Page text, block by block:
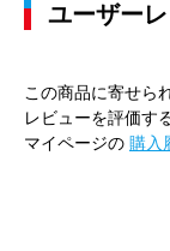
ユーザー
この商品に寄せら
レビューを評価す
マイページの 購入